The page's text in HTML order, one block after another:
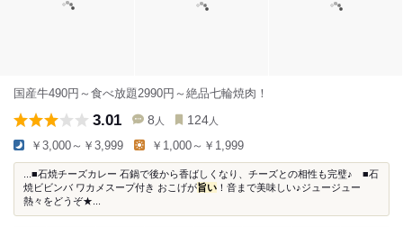
国産牛490円～食べ放題2990円～絶品七輪焼肉！
3.01 8 人 124 人
￥3,000～￥3,999 ￥1,000～￥1,999
...■石焼チーズカレー 石鍋で後から香ばしくなり、チーズとの相性も完璧♪ ■石
焼ビビンバ ワカメスープ付き おこげが旨い ！音まで美味しい♪ジュージュー
熱々をどうぞ★...